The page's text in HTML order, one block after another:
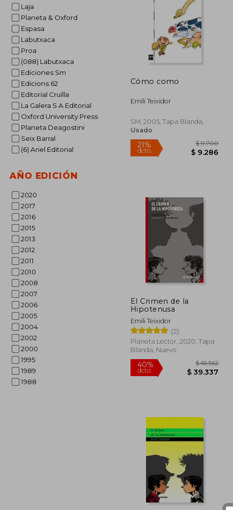
Laja
Planeta & Oxford
Espasa
Labutxaca
Proa
(088) Labutxaca
Ediciones Sm
Edicions 62
Editorial Cruilla
La Galera S A Editorial
Oxford University Press
Planeta Deagostini
Seix Barral
(6) Ariel Editorial
AÑO EDICIÓN
2020
2017
2016
2015
2013
2012
2011
2010
2008
2007
2006
2005
2004
2002
2000
1995
1989
1988
Cómo como
Emili Teixidor
SM, 2005, Tapa Blanda,
Usado
21%
El Crimen de la
Hipotenusa
Emili Teixidor
(2)
Planeta Lector, 2020, Tapa
Blanda, Nuevo
40%
dcto.